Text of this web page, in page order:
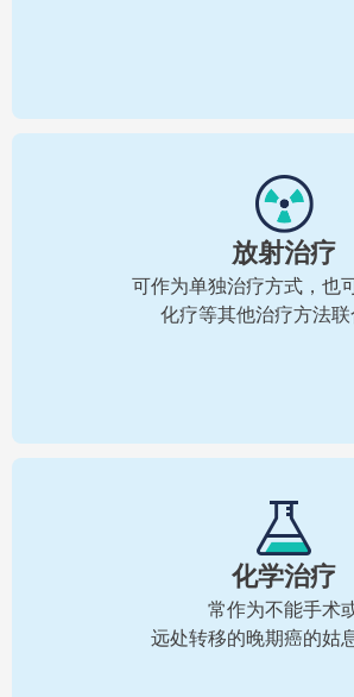
放射治疗
可作为单独治疗方式，也
化疗等其他治疗方法联
化学治疗
常作为不能手术
远处转移的晚期癌的姑